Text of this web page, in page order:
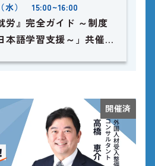
水） 15:00~16:00
労』完全ガイド ～制度
本語学習支援～」共催セ
開催済